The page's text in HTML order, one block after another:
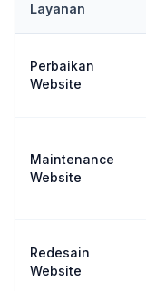
Layanan
Perbaikan
Website
Maintenance
Website
Redesain
Website